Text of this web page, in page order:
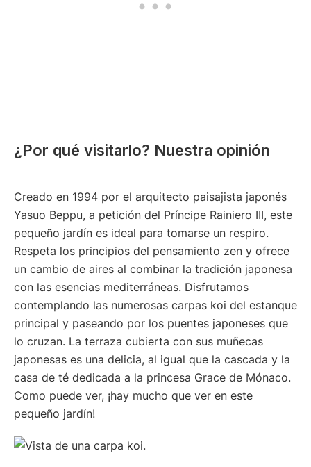
¿Por qué visitarlo? Nuestra opinión
Creado en 1994 por el arquitecto paisajista japonés
Yasuo Beppu, a petición del Príncipe Rainiero III, este
pequeño jardín es ideal para tomarse un respiro.
Respeta los principios del pensamiento zen y ofrece
un cambio de aires al combinar la tradición japonesa
con las esencias mediterráneas. Disfrutamos
contemplando las numerosas carpas koi del estanque
principal y paseando por los puentes japoneses que
lo cruzan. La terraza cubierta con sus muñecas
japonesas es una delicia, al igual que la cascada y la
casa de té dedicada a la princesa Grace de Mónaco.
Como puede ver, ¡hay mucho que ver en este
pequeño jardín!